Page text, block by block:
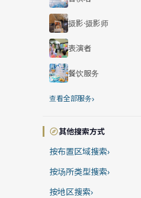
摄影·摄影师
表演者
餐饮服务
查看全部服务›
其他搜索方式
按布置区域搜索›
按场所类型搜索›
按地区搜索›